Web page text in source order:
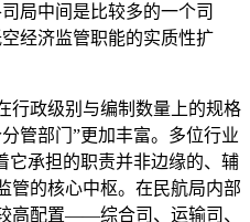
局中间是比较多的一个司
经济监管职能的实质性扩
行政级别与编制数量上的规格
管部门”更加丰富。多位行业
它承担的职责并非边缘的、辅
管的核心中枢。在民航局内部
高配置——综合司、运输司、